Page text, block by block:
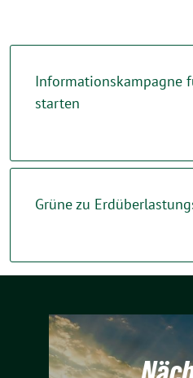
Informationskampagne
starten
Grüne zu